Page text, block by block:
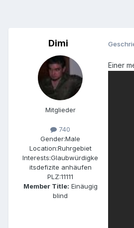
Dimi
Mitglieder
740
Gender:Male
Location:Ruhrgebiet
Interests:Glaubwürdigke
itsdefizite anhäufen
PLZ:11111
Member Title: Einäugig
blind
Einer